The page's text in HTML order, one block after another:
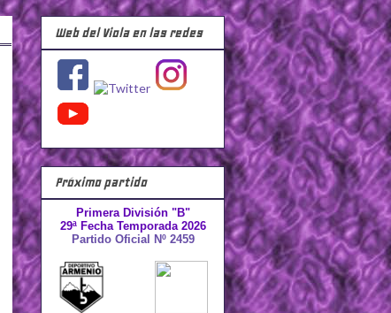
Web del Viola en las redes
Próximo partido
Primera División "B"
29ª Fecha Temporada 2026
Partido Oficial Nº 2459